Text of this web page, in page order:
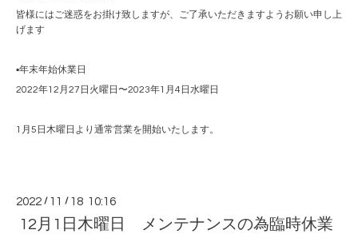
皆様にはご迷惑をお掛け致しますが、ご了承いただきますようお願い申し上
げます
▪️年末年始休業日
2022年12月27日火曜日〜2023年1月4日水曜日
1月5日木曜日より通常営業を開始いたします。
2022 / 11 / 18 10:16
12月1日木曜日 メンテナンスの為臨時休業